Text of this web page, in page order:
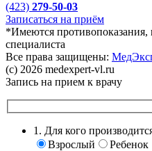
(423) 279-50-03
Записаться на приём
*Имеются противопоказания,
специалиста
Все права защищены:
(c) 2026 medexpert-vl.ru
Запись на прием к врачу
1. Для кого
Взрослый
Ребенок